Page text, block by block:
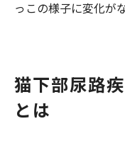
っこの様子に変化が
猫下部尿路
とは